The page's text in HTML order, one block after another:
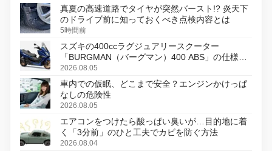
真夏の高速道路でタイヤが突然バースト!? 炎天下
のドライブ前に知っておくべき点検内容とは
5時間前
スズキの400ccラグジュアリースクーター
「BURGMAN（バーグマン）400 ABS」の仕様を
変更し、8月18日に発売
2026.08.05
車内での仮眠、どこまで安全？エンジンかけっぱ
なしの危険性
2026.08.05
エアコンをつけたら酸っぱい臭いが…目的地に着
く「3分前」のひと工夫でカビを防ぐ方法
2026.08.04